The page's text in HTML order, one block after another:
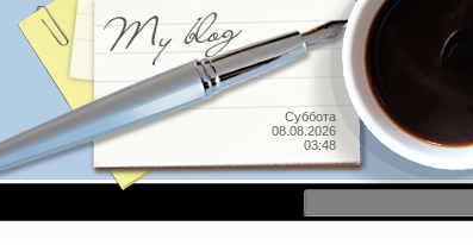
Суббота
08.08.2026
03:48